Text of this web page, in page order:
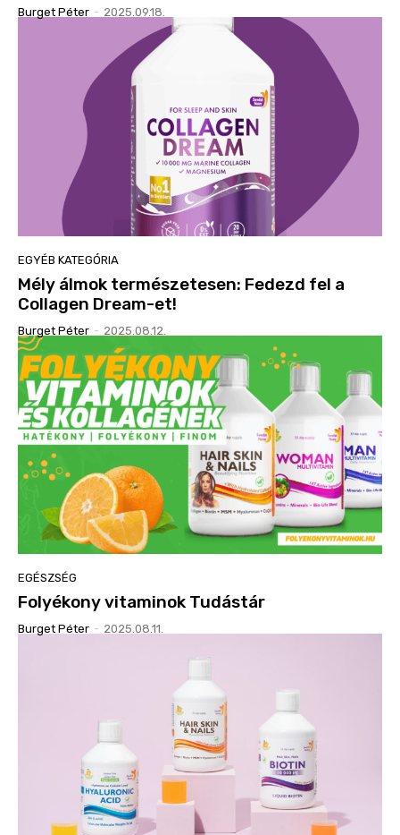
Burget Péter - 2025.09.18.
EGYÉB KATEGÓRIA
Mély álmok természetesen: Fedezd fel a
Collagen Dream-et!
Burget Péter - 2025.08.12.
EGÉSZSÉG
Folyékony vitaminok Tudástár
Burget Péter - 2025.08.11.